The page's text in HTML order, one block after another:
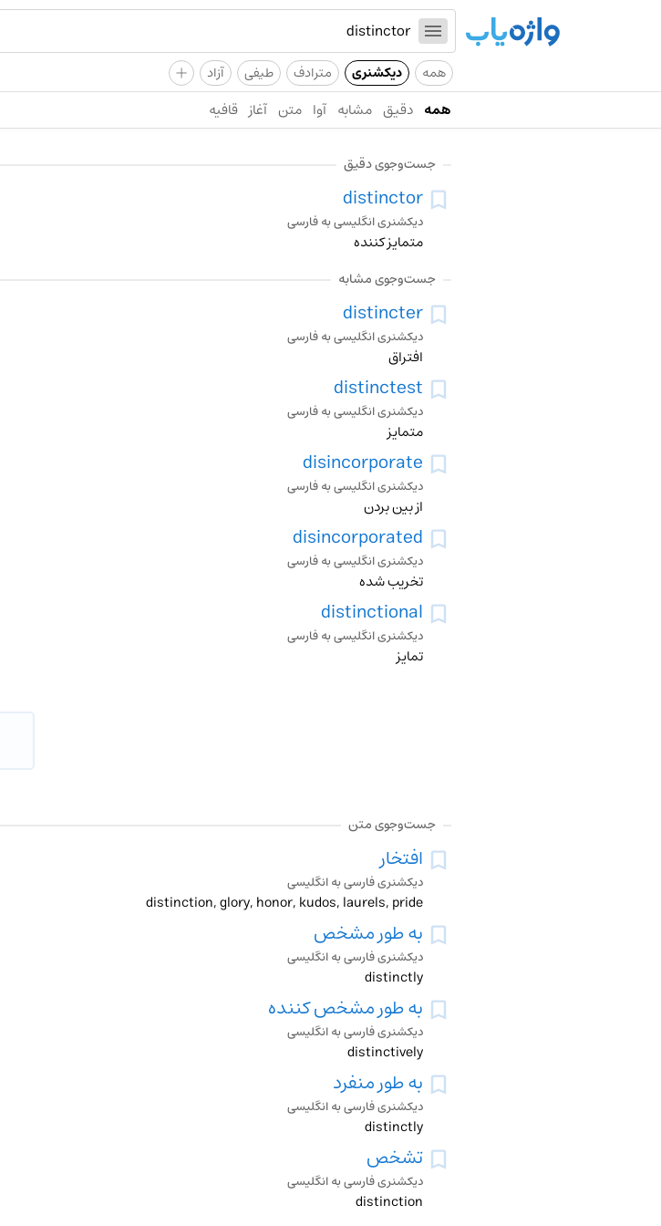
همه دیکشنری مترادف طیفی آزاد +
همه دقیق مشابه آوا متن آغاز قافیه
جست‌وجوی دقیق
distinctor
دیکشنری انگلیسی به فارسی
متمایز کننده
جست‌وجوی مشابه
distincter
دیکشنری انگلیسی به فارسی
افتراق
distinctest
دیکشنری انگلیسی به فارسی
متمایز
disincorporate
دیکشنری انگلیسی به فارسی
از بین بردن
disincorporated
دیکشنری انگلیسی به فارسی
تخریب شده
distinctional
دیکشنری انگلیسی به فارسی
تمایز
جست‌وجوی متن
افتخار
دیکشنری فارسی به انگلیسی
distinction, glory, honor, kudos, laurels, pride
به طور مشخص
دیکشنری فارسی به انگلیسی
distinctly
به طور مشخص کننده
دیکشنری فارسی به انگلیسی
distinctively
به طور منفرد
دیکشنری فارسی به انگلیسی
distinctly
تشخص
دیکشنری فارسی به انگلیسی
distinction